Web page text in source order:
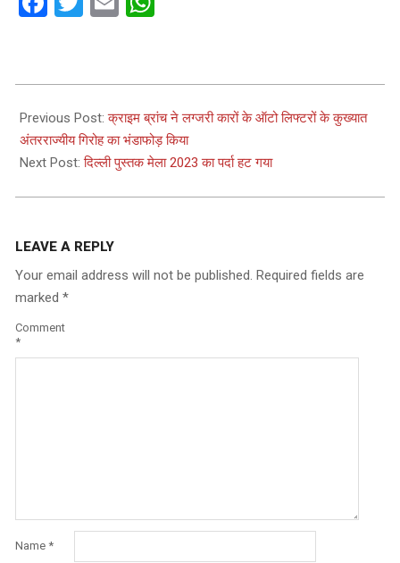
08-
02
Previous Post:क्राइम ब्रांच ने लग्जरी कारों के ऑटो लिफ्टरों के कुख्यात
अंतरराज्यीय गिरोह का भंडाफोड़ किया
Next Post:दिल्ली पुस्तक मेला 2023 का पर्दा हट गया
LEAVE A REPLY
Your email address will not be published. Required fields are
marked *
Comment
*
Name *